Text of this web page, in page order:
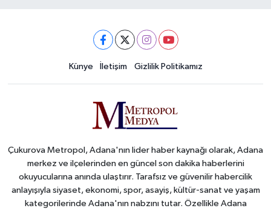
Künye İletişim Gizlilik Politikamız
Çukurova Metropol, Adana'nın lider haber kaynağı olarak, Adana
merkez ve ilçelerinden en güncel son dakika haberlerini
okuyucularına anında ulaştırır. Tarafsız ve güvenilir habercilik
anlayışıyla siyaset, ekonomi, spor, asayiş, kültür-sanat ve yaşam
kategorilerinde Adana'nın nabzını tutar. Özellikle Adana